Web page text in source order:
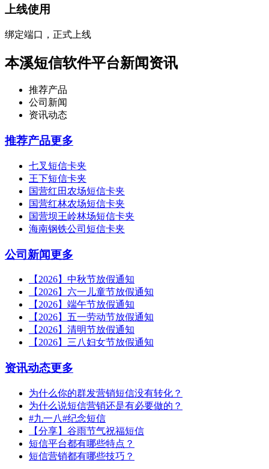
上线使用
绑定端口，正式上线
本溪短信软件平台新闻资讯
推荐产品
公司新闻
资讯动态
推荐产品更多
七叉短信卡夹
王下短信卡夹
国营红田农场短信卡夹
国营红林农场短信卡夹
国营坝王岭林场短信卡夹
海南钢铁公司短信卡夹
公司新闻更多
【2026】中秋节放假通知
【2026】六一儿童节放假通知
【2026】端午节放假通知
【2026】五一劳动节放假通知
【2026】清明节放假通知
【2026】三八妇女节放假通知
资讯动态更多
为什么你的群发营销短信没有转化？
为什么说短信营销还是有必要做的？
#九一八#纪念短信
【分享】谷雨节气祝福短信
短信平台都有哪些特点？
短信营销都有哪些技巧？